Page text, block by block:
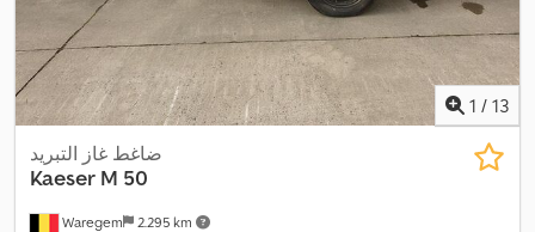
1 / 13
Waregem 2.295 km
ضاغط غاز التبريد
Kaeser M 50